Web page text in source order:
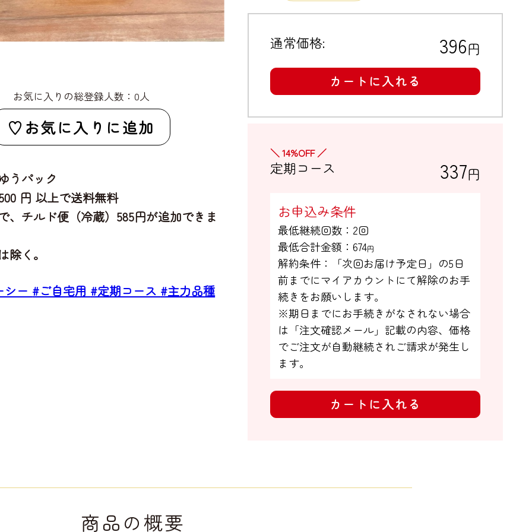
お気に入りの総登録人数：0人
お気に入りに追加
うパック
円 以上で送料無料
、チルド便（冷蔵）585円が追加できま
く。
シー #ご自宅用 #定期コース #主力品種
通常価格: 396円
カートに入れる
＼ 14%OFF ／
定期コース 337円
お申込み条件
最低継続回数：2回
最低合計金額：674円
解約条件：「次回お届け予定日」の5日
前までにマイアカウントにて解除のお手
続きをお願いします。
※期日までにお手続きがなされない場合
は「注文確認メール」記載の内容、価格
でご注文が自動継続されご請求が発生し
ます。
カートに入れる
商品の概要